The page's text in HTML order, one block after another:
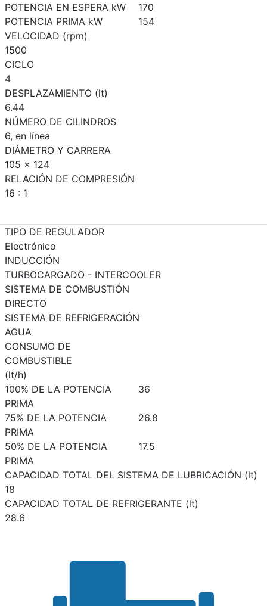
POTENCIA EN ESPERA kW
170
POTENCIA PRIMA kW
154
VELOCIDAD (rpm)
1500
CICLO
4
DESPLAZAMIENTO (lt)
6.44
NÚMERO DE CILINDROS
6, en línea
DIÁMETRO Y CARRERA
105 x 124
RELACIÓN DE COMPRESIÓN
16 : 1
TIPO DE REGULADOR
Electrónico
INDUCCIÓN
TURBOCARGADO - INTERCOOLER
SISTEMA DE COMBUSTIÓN
DIRECTO
SISTEMA DE REFRIGERACIÓN
AGUA
CONSUMO DE
COMBUSTIBLE
(lt/h)
100% DE LA POTENCIA
PRIMA
36
75% DE LA POTENCIA
PRIMA
26.8
50% DE LA POTENCIA
PRIMA
17.5
CAPACIDAD TOTAL DEL SISTEMA DE LUBRICACIÓN (lt)
18
CAPACIDAD TOTAL DE REFRIGERANTE (lt)
28.6